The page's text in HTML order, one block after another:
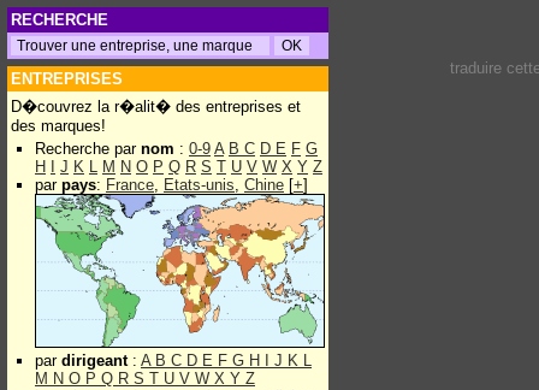
RECHERCHE
ENTREPRISES
D�couvrez la r�alit� des entreprises et
des marques!
Recherche par nom : 0-9 A B C D E F G
H
J K L M N O P Q R S T U V W X Y Z
par pays: France, Etats-unis, Chine [+]
par dirigeant: A B C D E F G H J K L
M N O P Q R S T U V W X Y Z
traduire